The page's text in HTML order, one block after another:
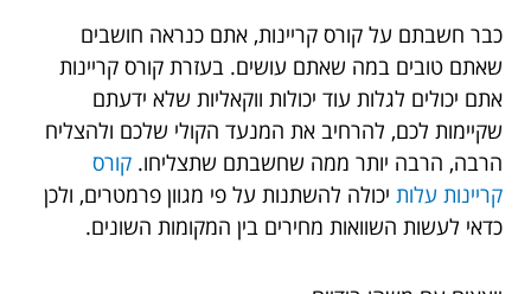
כבר חשבתם על קורס קריינות, אתם כנראה חושבים
שאתם טובים במה שאתם עושים. בעזרת קורס קריינות
אתם יכולים לגלות עוד יכולות ווקאליות שלא ידעתם
שקיימות לכם, להרחיב את המנעד הקולי שלכם ולהצליח
הרבה, הרבה יותר ממה שחשבתם שתצליחו. קורס
קריינות עלות יכולה להשתנות על פי מגוון פרמטרים, ולכן
כדאי לעשות השוואות מחירים בין המקומות השונים.